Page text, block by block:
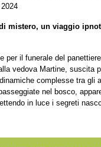
mistero, un viaggio
per il funerale del
vedova Martine, suscita
complesse tra gli
nel bosco,
in luce i segreti